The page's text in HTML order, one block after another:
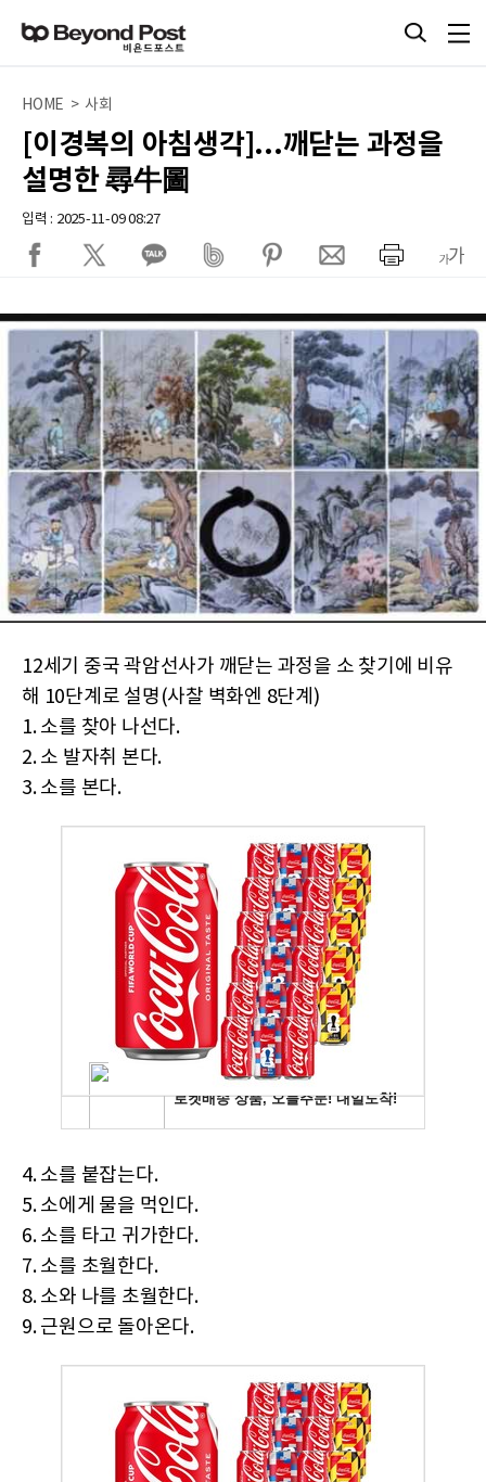
HOME > 사회
[이경복의 아침생각]...깨닫는 과정을
설명한 尋牛圖
입력 : 2025-11-09 08:27
12세기 중국 곽암선사가 깨닫는 과정을 소 찾기에 비유
해 10단계로 설명(사찰 벽화엔 8단계)
1. 소를 찾아 나선다.
2. 소 발자취 본다.
3. 소를 본다.
4. 소를 붙잡는다.
5. 소에게 물을 먹인다.
6. 소를 타고 귀가한다.
7. 소를 초월한다.
8. 소와 나를 초월한다.
9. 근원으로 돌아온다.